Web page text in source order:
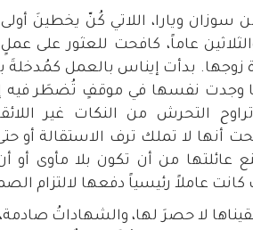
سوزان ويارا، اللاتي كُنّ يخطينَ
عاماً، كافحت للعثور على
بدأت إيناس بالعمل كمُدخلةَ
وجدت نفسها في موقفٍ تُضطَر فيه
التحرش من النكات غير
أنها لا تملك ترف الاستقالة أو
عائلتها من أن تكون بلا مأوى أو
عاملاً رئيسياً دفعها لالتزام
لا حصرَ لها، والشهاداتُ